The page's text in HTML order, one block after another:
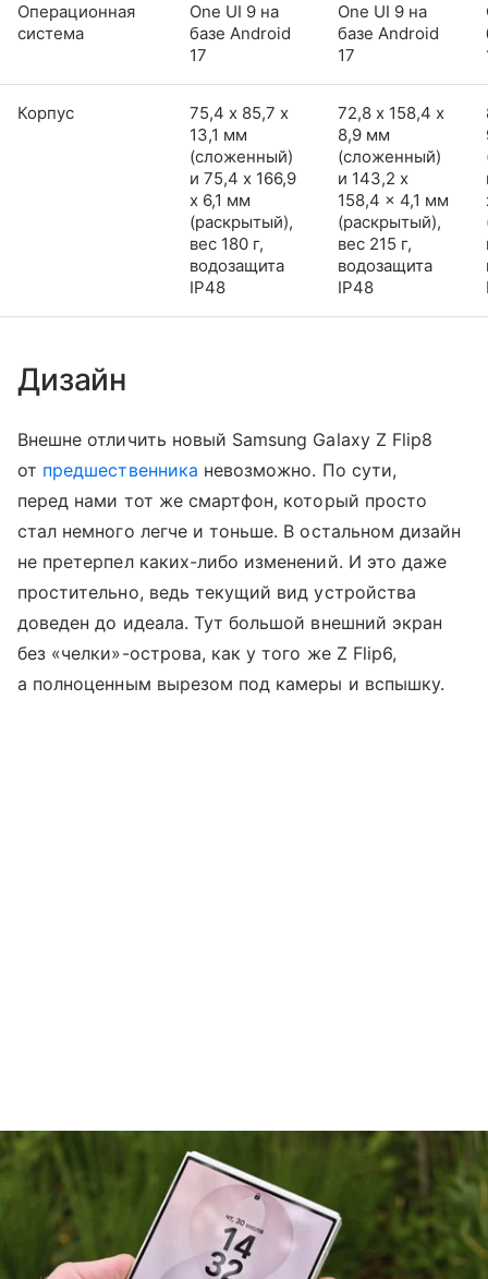
Операционная
система
One UI 9 на
базе Android
17
One UI 9 на
базе Android
17
Корпус
75,4 х 85,7 х
13,1 мм
(сложенный)
и 75,4 x 166,9
x 6,1 мм
(раскрытый),
вес 180 г,
водозащита
IP48
72,8 х 158,4 х
8,9 мм
(сложенный)
и 143,2 x
158,4 x 4,1 мм
(раскрытый),
вес 215 г,
водозащита
IP48
Дизайн
Внешне отличить новый Samsung Galaxy Z Flip8
от предшественника невозможно. По сути,
перед нами тот же смартфон, который просто
стал немного легче и тоньше. В остальном дизайн
не претерпел каких-либо изменений. И это даже
простительно, ведь текущий вид устройства
доведен до идеала. Тут большой внешний экран
без «челки»-острова, как у того же Z Flip6,
а полноценным вырезом под камеры и вспышку.